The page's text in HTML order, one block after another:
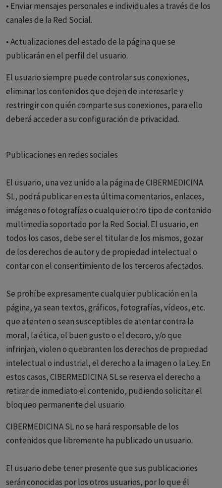
• Enviar mensajes personales e individuales a través de los
canales de la Red Social.
• Actualizaciones del estado de la página que se
publicarán en el perfil del usuario.
El usuario siempre puede controlar sus conexiones,
eliminar los contenidos que dejen de interesarle y
restringir con quién comparte sus conexiones, para ello
deberá acceder a su configuración de privacidad.
Publicaciones en redes sociales
El usuario, una vez unido a la página de CIBERMEDICINA
SL, podrá publicar en esta última comentarios, enlaces,
imágenes o fotografías o cualquier otro tipo de contenido
multimedia soportado por la Red Social. El usuario, en
todos los casos, debe ser el titular de los mismos, gozar
de los derechos de autor y de propiedad intelectual o
contar con el consentimiento de los terceros afectados.
Se prohíbe expresamente cualquier publicación en la
página, ya sean textos, gráficos, fotografías, vídeos, etc.
que atenten o sean susceptibles de atentar contra la
moral, la ética, el buen gusto o el decoro, y/o que
infrinjan, violen o quebranten los derechos de propiedad
intelectual o industrial, el derecho a la imagen o la Ley. En
estos casos, CIBERMEDICINA SL se reserva el derecho a
retirar de inmediato el contenido, pudiendo solicitar el
bloqueo permanente del usuario.
CIBERMEDICINA SL no se hará responsable de los
contenidos que libremente ha publicado un usuario.
El usuario debe tener presente que sus publicaciones
serán conocidas por los otros usuarios, por lo que él